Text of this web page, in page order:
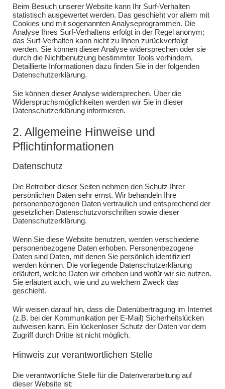
Beim Besuch unserer Website kann Ihr Surf-Verhalten
statistisch ausgewertet werden. Das geschieht vor allem mit
Cookies und mit sogenannten Analyseprogrammen. Die
Analyse Ihres Surf-Verhaltens erfolgt in der Regel anonym;
das Surf-Verhalten kann nicht zu Ihnen zurückverfolgt
werden. Sie können dieser Analyse widersprechen oder sie
durch die Nichtbenutzung bestimmter Tools verhindern.
Detaillierte Informationen dazu finden Sie in der folgenden
Datenschutzerklärung.
Sie können dieser Analyse widersprechen. Über die
Widerspruchsmöglichkeiten werden wir Sie in dieser
Datenschutzerklärung informieren.
2. Allgemeine Hinweise und
Pflichtinformationen
Datenschutz
Die Betreiber dieser Seiten nehmen den Schutz Ihrer
persönlichen Daten sehr ernst. Wir behandeln Ihre
personenbezogenen Daten vertraulich und entsprechend der
gesetzlichen Datenschutzvorschriften sowie dieser
Datenschutzerklärung.
Wenn Sie diese Website benutzen, werden verschiedene
personenbezogene Daten erhoben. Personenbezogene
Daten sind Daten, mit denen Sie persönlich identifiziert
werden können. Die vorliegende Datenschutzerklärung
erläutert, welche Daten wir erheben und wofür wir sie nutzen.
Sie erläutert auch, wie und zu welchem Zweck das
geschieht.
Wir weisen darauf hin, dass die Datenübertragung im Internet
(z.B. bei der Kommunikation per E-Mail) Sicherheitslücken
aufweisen kann. Ein lückenloser Schutz der Daten vor dem
Zugriff durch Dritte ist nicht möglich.
Hinweis zur verantwortlichen Stelle
Die verantwortliche Stelle für die Datenverarbeitung auf
dieser Website ist: